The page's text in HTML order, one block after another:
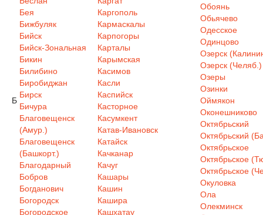
Б
Бея
Бижбуляк
Бийск
Бийск-Зональная
Бикин
Билибино
Биробиджан
Бирск
Бичура
Благовещенск
(Амур.)
Благовещенск
(Башкорт.)
Благодарный
Бобров
Богданович
Богородск
Богородское
Каргополь
Кармаскалы
Карпогоры
Карталы
Карымская
Касимов
Касли
Каспийск
Касторное
Касумкент
Катав-Ивановск
Катайск
Качканар
Качуг
Кашары
Кашин
Кашира
Кашхатау
Обоянь
Обьячево
Одесское
Одинцово
Озерск
Озерск (Челяб.)
Озеры
Озинки
Оймякон
Оконешниково
Октябрьский
Октябрьский
Октябрьское
Октябрьское
Октябрьское
Окуловка
Ола
Олекминск